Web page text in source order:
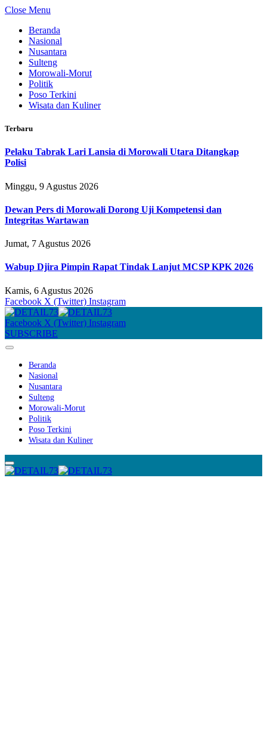
Close Menu
Beranda
Nasional
Nusantara
Sulteng
Morowali-Morut
Politik
Poso Terkini
Wisata dan Kuliner
Terbaru
Pelaku Tabrak Lari Lansia di Morowali Utara Ditangkap
Polisi
Minggu, 9 Agustus 2026
Dewan Pers di Morowali Dorong Uji Kompetensi dan
Integritas Wartawan
Jumat, 7 Agustus 2026
Wabup Djira Pimpin Rapat Tindak Lanjut MCSP KPK 2026
Kamis, 6 Agustus 2026
Facebook X (Twitter) Instagram
Facebook X (Twitter) Instagram
SUBSCRIBE
Beranda
Nasional
Nusantara
Sulteng
Morowali-Morut
Politik
Poso Terkini
Wisata dan Kuliner